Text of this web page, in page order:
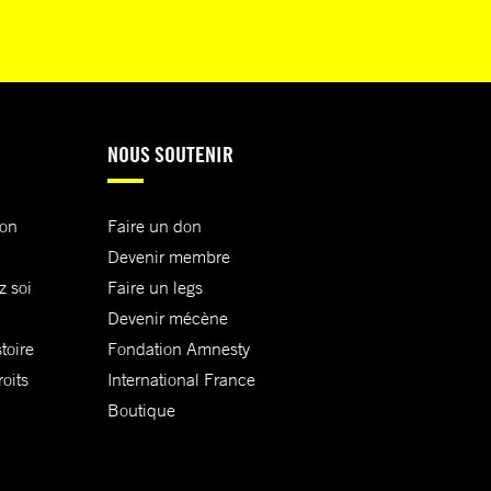
soi
NOUS SOUTENIR
Faire un don
Devenir membre
Faire un legs
Devenir mécène
Fondation Amnesty
International France
Boutique